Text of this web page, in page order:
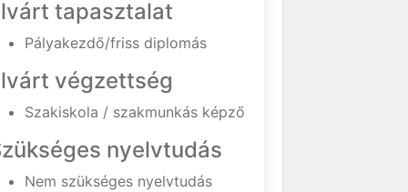
tapasztalat
Pályakezdő/friss diplomás
végzettség
Szakiskola / szakmunkás képző
nyelvtudás
Nem szükséges nyelvtudás